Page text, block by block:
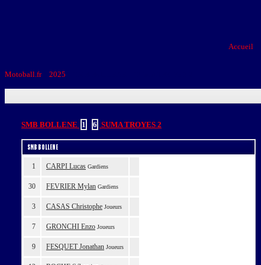
Accueil
Motoball.fr> 2025
SMB BOLLENE 1 6 SUMA TROYES 2
SMB BOLLENE
1 CARPI Lucas Gardiens
30 FEVRIER Mylan Gardiens
3 CASAS Christophe Joueurs
7 GRONCHI Enzo Joueurs
9 FESQUET Jonathan Joueurs